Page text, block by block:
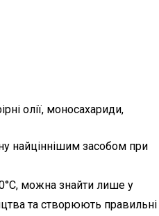
олії, моносахариди,
найціннішим засобом при
можна знайти лише у
та створюють правильні